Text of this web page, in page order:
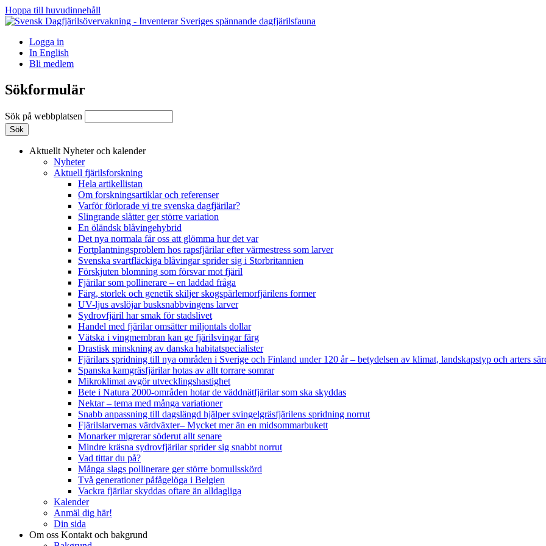
Hoppa till huvudinnehåll
Logga in
In English
Bli medlem
Sökformulär
Sök på webbplatsen
Aktuellt Nyheter och kalender
Nyheter
Aktuell fjärilsforskning
Hela artikellistan
Om forskningsartiklar och referenser
Varför förlorade vi tre svenska dagfjärilar?
Slingrande slåtter ger större variation
En öländsk blåvingehybrid
Det nya normala får oss att glömma hur det var
Fortplantningsproblem hos rapsfjärilar efter värmestress som larver
Svenska svartfläckiga blåvingar sprider sig i Storbritannien
Förskjuten blomning som försvar mot fjäril
Fjärilar som pollinerare – en laddad fråga
Färg, storlek och genetik skiljer skogspärlemorfjärilens former
UV-ljus avslöjar busksnabbvingens larver
Sydrovfjäril har smak för stadslivet
Handel med fjärilar omsätter miljontals dollar
Vätska i vingmembran kan ge fjärilsvingar färg
Drastisk minskning av danska habitatspecialister
Fjärilars spridning till nya områden i Sverige och Finland under 120 år– betydelsen av klimat, landskapstyp och arters
Spanska kamgräsfjärilar hotas av allt torrare somrar
Mikroklimat avgör utvecklingshastighet
Bete i Natura 2000-områden hotar de väddnätfjärilar som ska skyddas
Nektar – tema med många variationer
Snabb anpassning till dagslängd hjälper svingelgräsfjärilens spridning norrut
Fjärilslarvernas värdväxter– Mycket mer än en midsommarbukett
Monarker migrerar söderut allt senare
Mindre kräsna sydrovfjärilar sprider sig snabbt norrut
Vad tittar du på?
Många slags pollinerare ger större bomullsskörd
Två generationer påfågelöga i Belgien
Vackra fjärilar skyddas oftare än alldagliga
Kalender
Anmäl dig här!
Din sida
Om oss Kontakt och bakgrund